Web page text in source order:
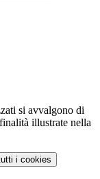
si avvalgono di
illustrate nella
i cookies